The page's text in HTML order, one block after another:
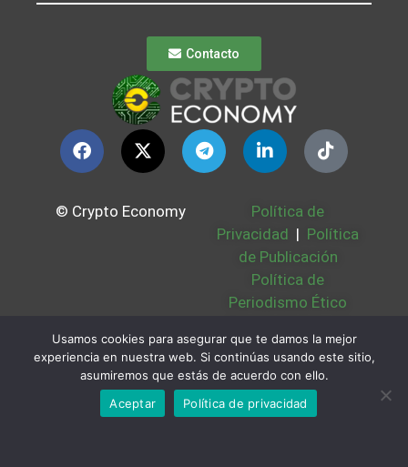
Contacto
© Crypto Economy
Política de
Privacidad | Política
de Publicación
Política de
Periodismo Ético
Bases Legales |
Partners | Sobre
Nosotros
Usamos cookies para asegurar que te damos la mejor
experiencia en nuestra web. Si continúas usando este sitio,
asumiremos que estás de acuerdo con ello.
Aceptar
Política de privacidad